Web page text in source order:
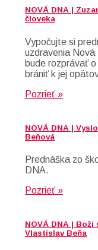
NOVÁ DNA |
človeka
Vypočujte si
uzdravenia
bude rozprávať
brániť k jej
Pozrieť »
NOVÁ DNA |
Beňová
Prednáška zo
DNA.
Pozrieť »
NOVÁ DNA |
Vlastislav Beňa